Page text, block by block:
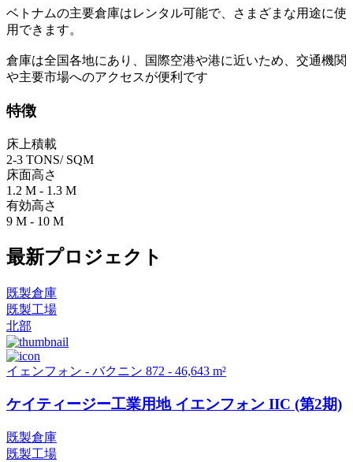
ベトナムの主要倉庫はレンタル可能で、さまざまな用途に使
用できます。
倉庫は全国各地にあり、国際空港や港に近いため、交通機関
や主要市場へのアクセスが便利です
特徴
床上積載
2-3 TONS/ SQM
床面高さ
1.2 M - 1.3 M
有効高さ
9 M - 10 M
最新プロジェクト
既製倉庫
既製工場
北部
イェンフォン - バクニン 872 - 46,643 m²
ケイティージー工業用地 イエンフォン IIC (第2期)
既製倉庫
既製工場